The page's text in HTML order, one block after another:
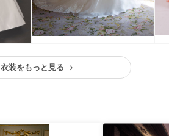
衣装をもっと見る